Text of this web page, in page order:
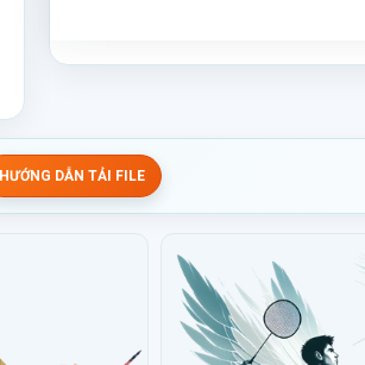
HƯỚNG DẪN TẢI FILE